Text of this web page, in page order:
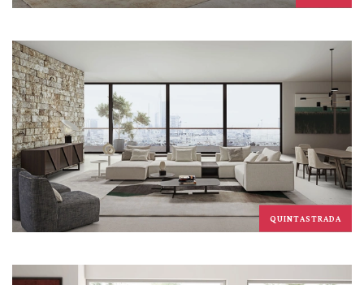
QUINTASTRADA